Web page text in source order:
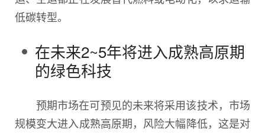
低碳转型。
在未来2~5年将进入成熟高原期
的绿色科技
预期市场在可预见的未来将采用该技术，市场
规模变大进入成熟高原期，风险大幅降低，这是对